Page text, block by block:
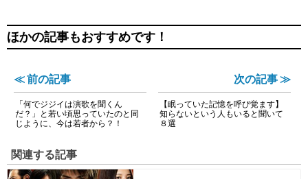
ほかの記事もおすすめです！
≪ 前の記事
「何でジジイは演歌を聞くん
だ？」と若い頃思っていたのと同
じように、今は若者から？！
次の記事 ≫
【眠っていた記憶を呼び覚ます】
知らないという人もいると聞いて
８選
関連する記事